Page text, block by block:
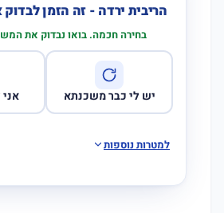
הריבית ירדה - זה הזמן
בחירה חכמה. בואו נבדוק את
יש לי כבר משכנתא
למטרות נוספות